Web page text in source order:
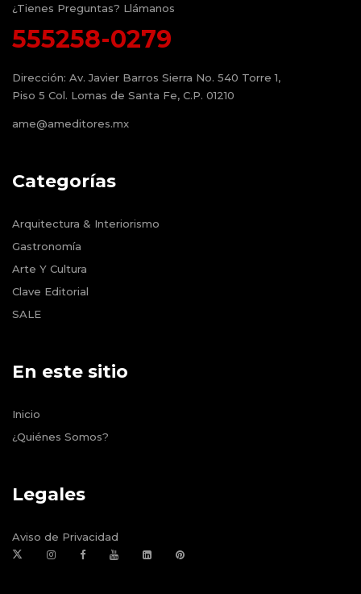
¿Tienes Preguntas? Llámanos
555258-0279
Dirección: Av. Javier Barros Sierra No. 540 Torre 1,
Piso 5 Col. Lomas de Santa Fe, C.P. 01210
ame@ameditores.mx
Categorías
Arquitectura & Interiorismo
Gastronomía
Arte Y Cultura
Clave Editorial
SALE
En este sitio
Inicio
¿Quiénes Somos?
Legales
Aviso de Privacidad